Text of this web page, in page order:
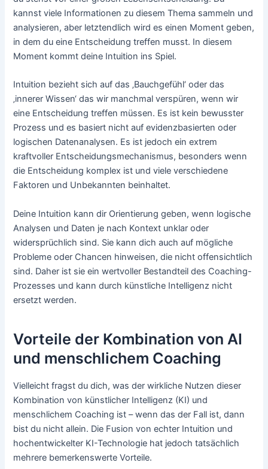
kannst viele Informationen zu diesem Thema sammeln und
analysieren, aber letztendlich wird es einen Moment geben,
in dem du eine Entscheidung treffen musst. In diesem
Moment kommt deine Intuition ins Spiel.
Intuition bezieht sich auf das ‚Bauchgefühl‘ oder das
‚innerer Wissen‘ das wir manchmal verspüren, wenn wir
eine Entscheidung treffen müssen. Es ist kein bewusster
Prozess und es basiert nicht auf evidenzbasierten oder
logischen Datenanalysen. Es ist jedoch ein extrem
kraftvoller Entscheidungsmechanismus, besonders wenn
die Entscheidung komplex ist und viele verschiedene
Faktoren und Unbekannten beinhaltet.
Deine Intuition kann dir Orientierung geben, wenn logische
Analysen und Daten je nach Kontext unklar oder
widersprüchlich sind. Sie kann dich auch auf mögliche
Probleme oder Chancen hinweisen, die nicht offensichtlich
sind. Daher ist sie ein wertvoller Bestandteil des Coaching-
Prozesses und kann durch künstliche Intelligenz nicht
ersetzt werden.
Vorteile der Kombination von AI
und menschlichem Coaching
Vielleicht fragst du dich, was der wirkliche Nutzen dieser
Kombination von künstlicher Intelligenz (KI) und
menschlichem Coaching ist – wenn das der Fall ist, dann
bist du nicht allein. Die Fusion von echter Intuition und
hochentwickelter KI-Technologie hat jedoch tatsächlich
mehrere bemerkenswerte Vorteile.